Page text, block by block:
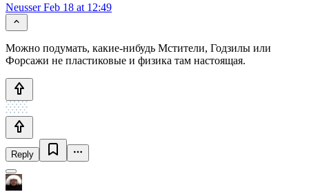
NeusserFeb 18 at 12:49
Можно подумать, какие-нибудь Мстители, Годзилы или
Форсажи не пластиковые и физика там настоящая.
Reply